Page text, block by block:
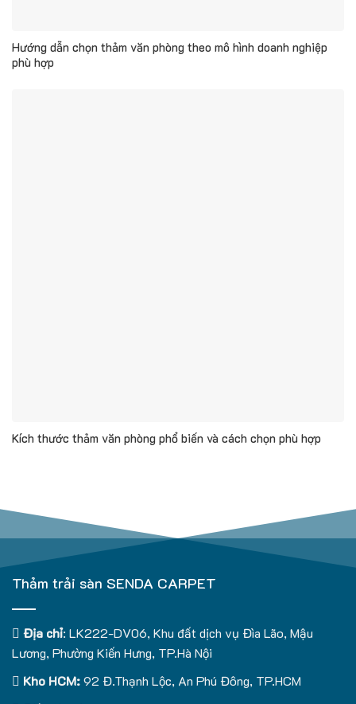
Hướng dẫn chọn thảm văn phòng theo mô hình doanh nghiệp
phù hợp
Kích thước thảm văn phòng phổ biến và cách chọn phù hợp
Thảm trải sàn SENDA CARPET
Địa chỉ: LK222-DV06, Khu đất dịch vụ Đìa Lão, Mậu
Lương, Phường Kiến Hưng, TP.Hà Nội
Kho HCM:92 Đ.Thạnh Lộc, An Phú Đông, TP.HCM